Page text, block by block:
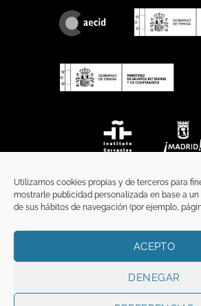
Utilizamos cookies propias y de terceros para
mostrarle publicidad personalizada en base a
de sus hábitos de navegación (por ejemplo,
ACEPTO
DENEGAR
TÉRMINOS Y
Copyright 2026 ©FunciFUNCI es titular de los